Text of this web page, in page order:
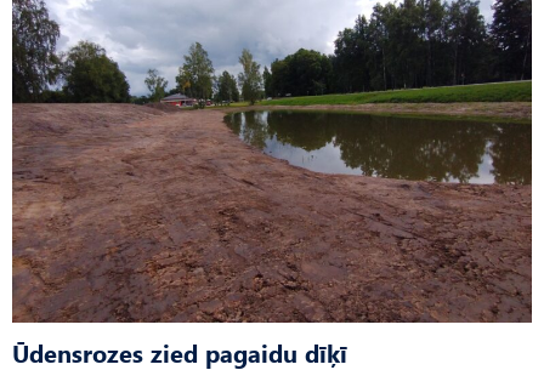
Ūdensrozes zied pagaidu dīķī